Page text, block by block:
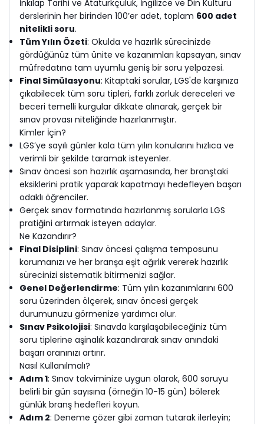
İnkılap Tarihi ve Atatürkçülük, İngilizce ve Din Kültürü
derslerinin her birinden 100’er adet, toplam 600 adet
nitelikli soru.
Tüm Yılın Özeti: Okulda ve hazırlık sürecinizde
gördüğünüz tüm ünite ve kazanımları kapsayan, sınav
müfredatına tam uyumlu geniş bir soru yelpazesi.
Final Simülasyonu: Kitaptaki sorular, LGS'de karşınıza
çıkabilecek tüm soru tipleri, farklı zorluk dereceleri ve
beceri temelli kurgular dikkate alınarak, gerçek bir
sınav provası niteliğinde hazırlanmıştır.
Kimler İçin?
LGS’ye sayılı günler kala tüm yılın konularını hızlıca ve
verimli bir şekilde taramak isteyenler.
Sınav öncesi son hazırlık aşamasında, her branştaki
eksiklerini pratik yaparak kapatmayı hedefleyen başarı
odaklı öğrenciler.
Gerçek sınav formatında hazırlanmış sorularla LGS
pratiğini artırmak isteyen adaylar.
Ne Kazandırır?
Final Disiplini: Sınav öncesi çalışma temposunu
korumanızı ve her branşa eşit ağırlık vererek hazırlık
sürecinizi sistematik bitirmenizi sağlar.
Genel Değerlendirme: Tüm yılın kazanımlarını 600
soru üzerinden ölçerek, sınav öncesi gerçek
durumunuzu görmenize yardımcı olur.
Sınav Psikolojisi: Sınavda karşılaşabileceğiniz tüm
soru tiplerine aşinalık kazandırarak sınav anındaki
başarı oranınızı artırır.
Nasıl Kullanılmalı?
Adım 1: Sınav takviminize uygun olarak, 600 soruyu
belirli bir gün sayısına (örneğin 10-15 gün) bölerek
günlük branş hedefleri koyun.
Adım 2: Deneme çözer gibi zaman tutarak ilerleyin;